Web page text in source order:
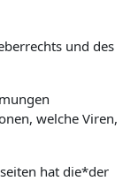
und des
welche Viren,
hat die*der